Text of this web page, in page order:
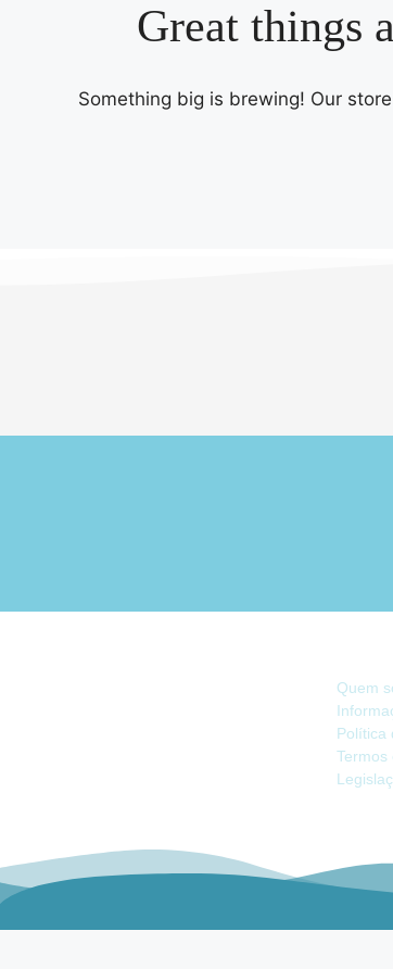
Great things
Something big is brewing! Our
Quem
Política
Termos